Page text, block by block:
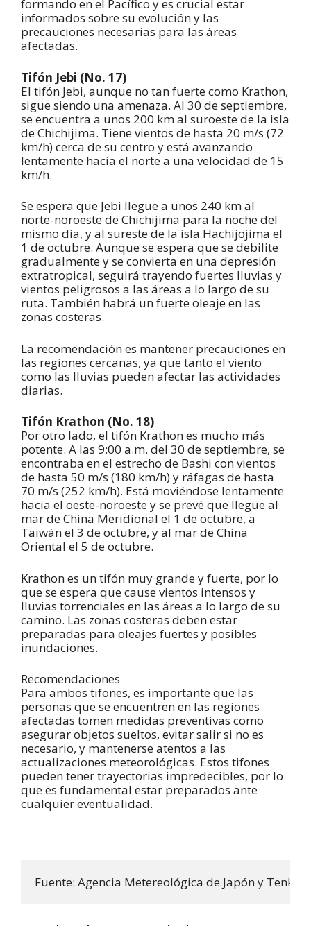
formando en el Pacífico y es crucial estar
informados sobre su evolución y las
precauciones necesarias para las áreas
afectadas.
Tifón Jebi (No. 17)
El tifón Jebi, aunque no tan fuerte como Krathon,
sigue siendo una amenaza. Al 30 de septiembre,
se encuentra a unos 200 km al suroeste de la isla
de Chichijima. Tiene vientos de hasta 20 m/s (72
km/h) cerca de su centro y está avanzando
lentamente hacia el norte a una velocidad de 15
km/h.
Se espera que Jebi llegue a unos 240 km al
norte-noroeste de Chichijima para la noche del
mismo día, y al sureste de la isla Hachijojima el
1 de octubre. Aunque se espera que se debilite
gradualmente y se convierta en una depresión
extratropical, seguirá trayendo fuertes lluvias y
vientos peligrosos a las áreas a lo largo de su
ruta. También habrá un fuerte oleaje en las
zonas costeras.
La recomendación es mantener precauciones en
las regiones cercanas, ya que tanto el viento
como las lluvias pueden afectar las actividades
diarias.
Tifón Krathon (No. 18)
Por otro lado, el tifón Krathon es mucho más
potente. A las 9:00 a.m. del 30 de septiembre, se
encontraba en el estrecho de Bashi con vientos
de hasta 50 m/s (180 km/h) y ráfagas de hasta
70 m/s (252 km/h). Está moviéndose lentamente
hacia el oeste-noroeste y se prevé que llegue al
mar de China Meridional el 1 de octubre, a
Taiwán el 3 de octubre, y al mar de China
Oriental el 5 de octubre.
Krathon es un tifón muy grande y fuerte, por lo
que se espera que cause vientos intensos y
lluvias torrenciales en las áreas a lo largo de su
camino. Las zonas costeras deben estar
preparadas para oleajes fuertes y posibles
inundaciones.
Recomendaciones
Para ambos tifones, es importante que las
personas que se encuentren en las regiones
afectadas tomen medidas preventivas como
asegurar objetos sueltos, evitar salir si no es
necesario, y mantenerse atentos a las
actualizaciones meteorológicas. Estos tifones
pueden tener trayectorias impredecibles, por lo
que es fundamental estar preparados ante
cualquier eventualidad.
Fuente: Agencia Metereológica de Japón y Tenki,jp